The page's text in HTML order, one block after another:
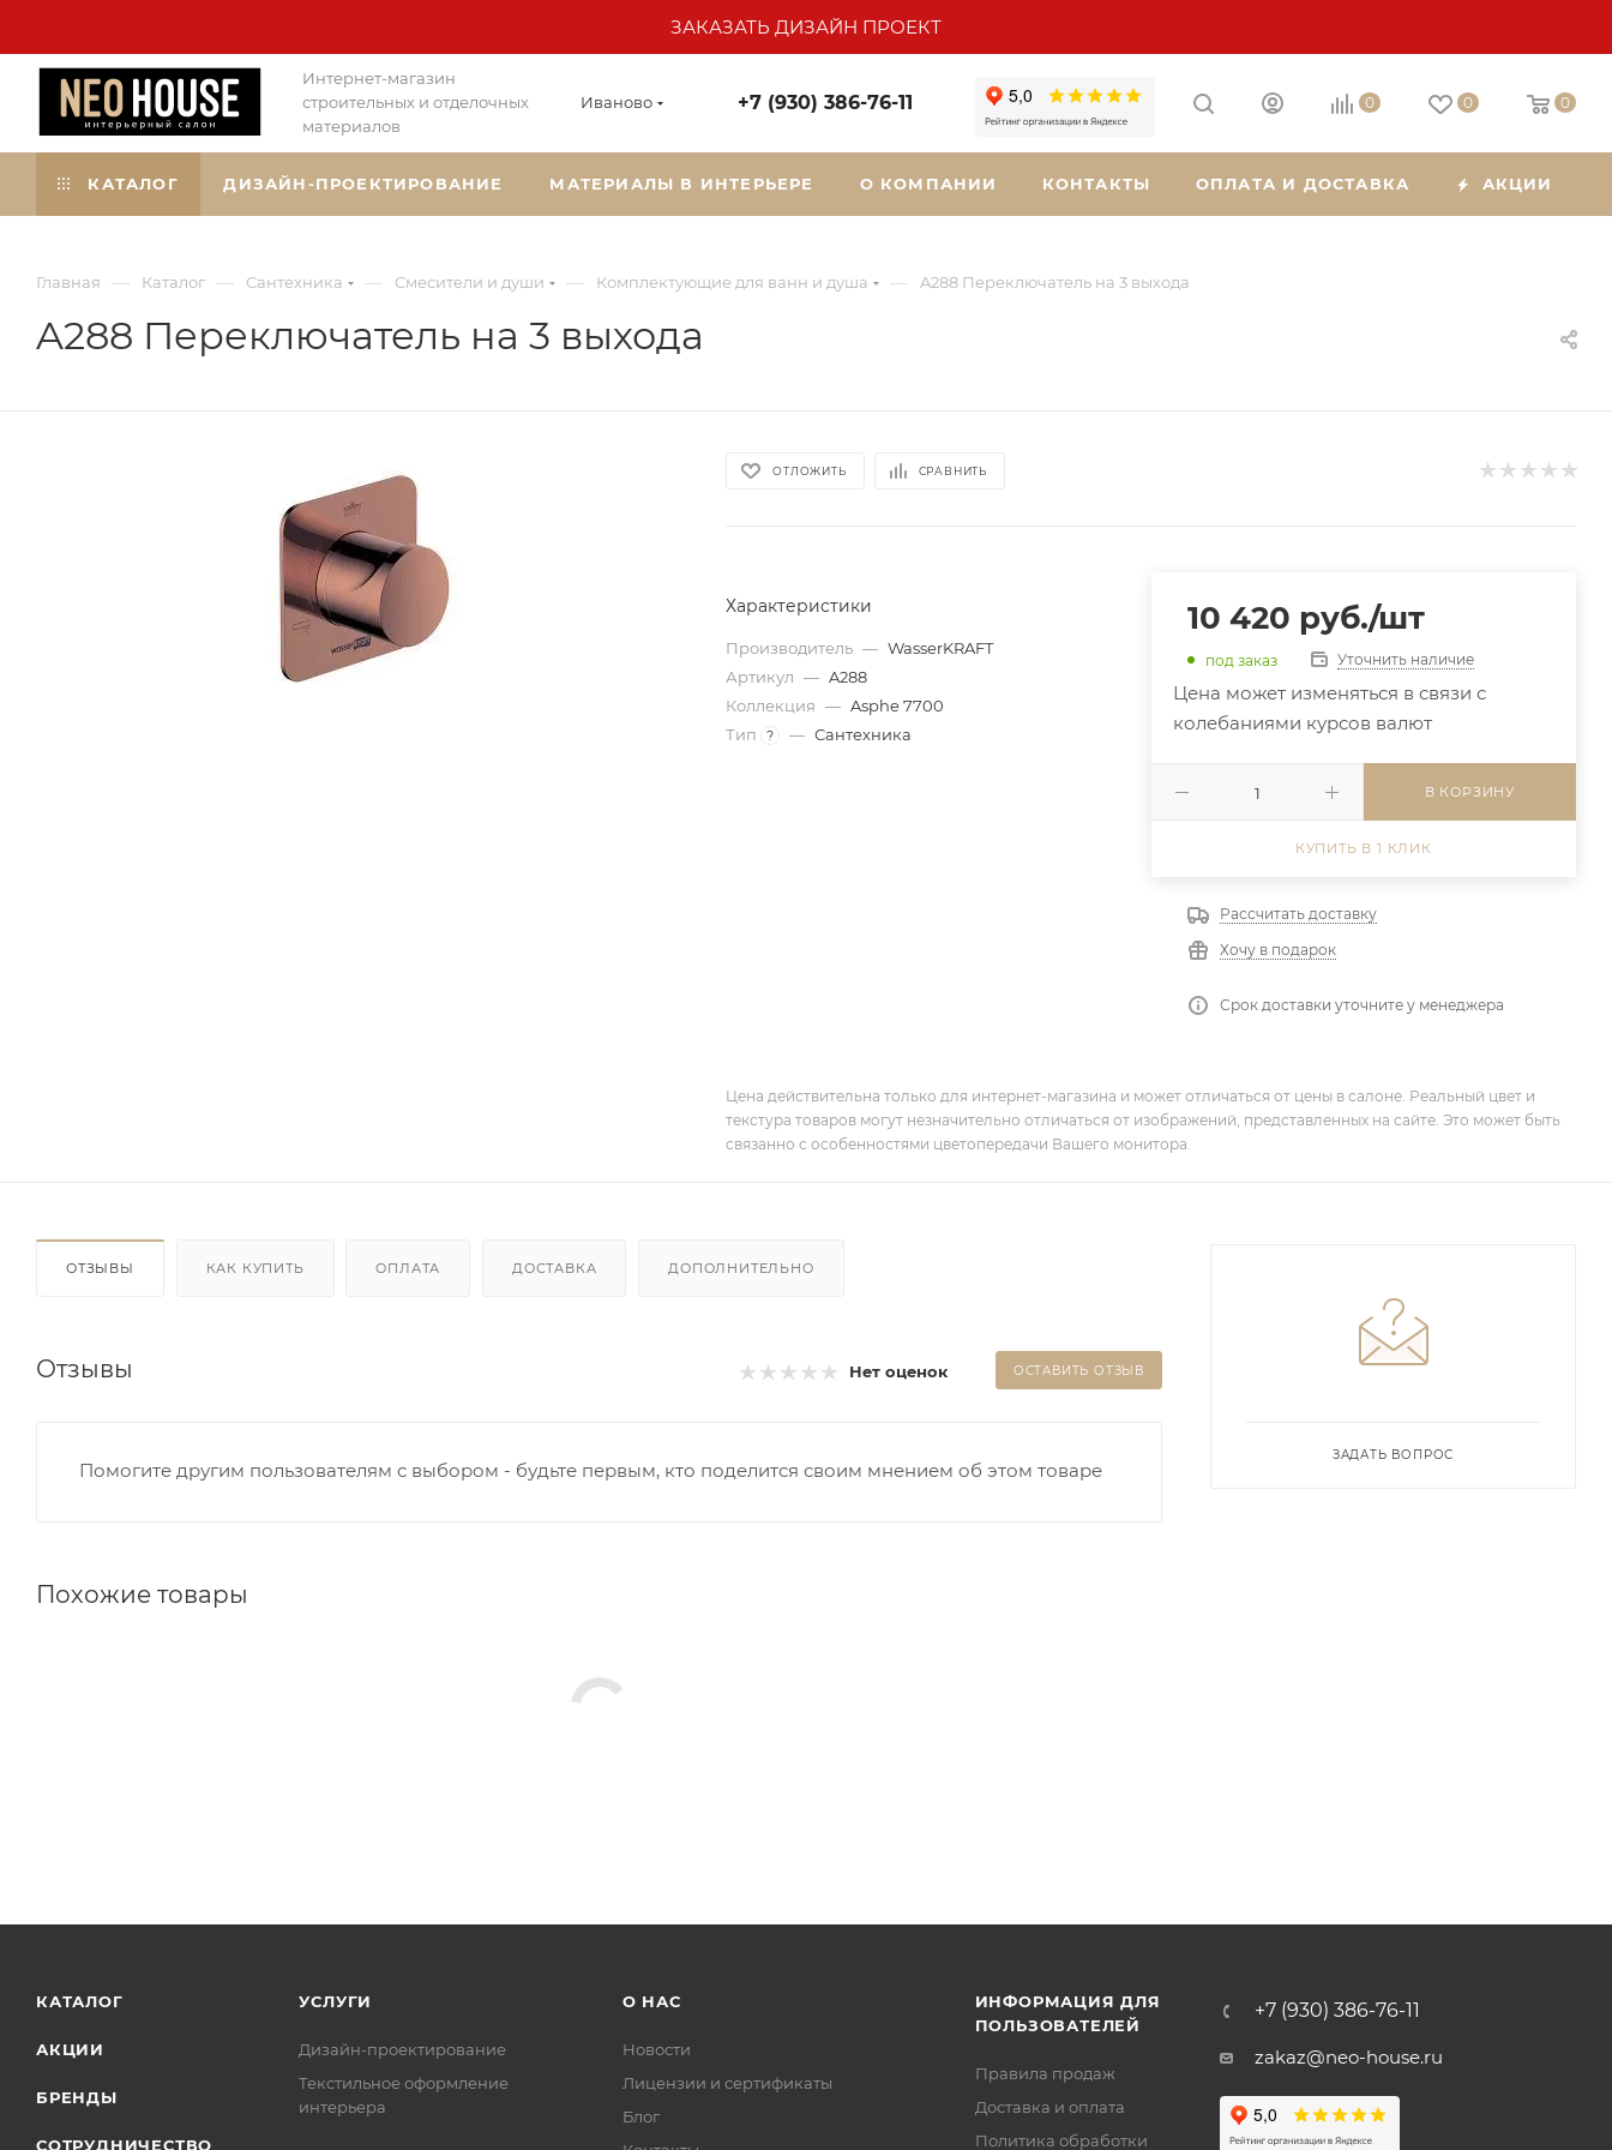
ЗАКАЗАТЬ ДИЗАЙН ПРОЕКТ
Интернет-магазин
строительных и отделочных
материалов
Иваново +7 (930) 386-76-11 0 0 0
КАТАЛОГ ДИЗАЙН-ПРОЕКТИРОВАНИЕ МАТЕРИАЛЫ В ИНТЕРЬЕРЕ О КОМПАНИИ КОНТАКТЫ ОПЛАТА И ДОСТАВКА АКЦИИ
Главная — Каталог — Сантехника — Смесители и души — Комплектующие для ванн и душа — A288 Переключатель на 3 выхода
A288 Переключатель на 3 выхода
ОТЛОЖИТЬ СРАВНИТЬ
Характеристики
Производитель — WasserKRAFT
Артикул — A288
Коллекция — Asphe 7700
Тип
? — Сантехника
10 420 руб./шт
под заказ Уточнить наличие
Цена может изменяться в связи с
колебаниями курсов валют
В КОРЗИНУ
КУПИТЬ В 1 КЛИК
Рассчитать доставку
Хочу в подарок
Срок доставки уточните у менеджера
Цена действительна только для интернет-магазина и может отличаться от цены в салоне. Реальный цвет и
текстура товаров могут незначительно отличаться от изображений, представленных на сайте. Это может быть
связанно с особенностями цветопередачи Вашего монитора.
ОТЗЫВЫ КАК КУПИТЬ ОПЛАТА ДОСТАВКА ДОПОЛНИТЕЛЬНО
Отзывы Нет оценок ОСТАВИТЬ ОТЗЫВ
Помогите другим пользователям с выбором - будьте первым, кто поделится своим мнением об этом товаре
Похожие товары
ЗАДАТЬ ВОПРОС
КАТАЛОГ
АКЦИИ
БРЕНДЫ
СОТРУДНИЧЕСТВО
УСЛУГИ
Дизайн-проектирование
Текстильное оформление
интерьера
О НАС
Новости
Лицензии и сертификаты
Блог
ИНФОРМАЦИЯ ДЛЯ
ПОЛЬЗОВАТЕЛЕЙ
Правила продаж
Доставка и оплата
Политика обработки
+7 (930) 386-76-11
zakaz@neo-house.ru